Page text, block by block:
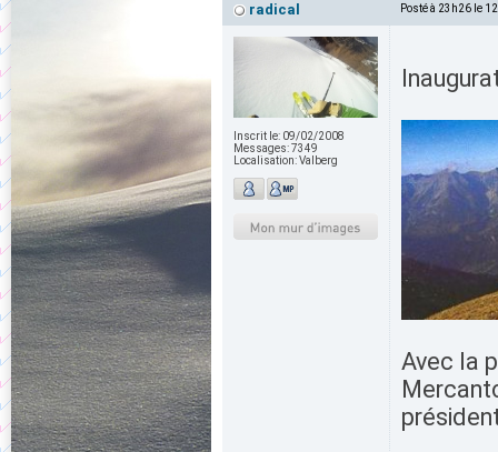
radical Posté à 23h26 le
Inscrit le: 09/02/2008
Messages:7349
Localisation:Valberg
Avec la